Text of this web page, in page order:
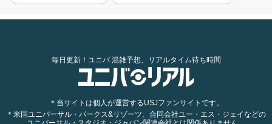
毎日更新！ユニバ 混雑予想、リアルタイム待ち時間
＊当サイトは個人が運営するUSJファンサイトです。
＊米国ユニバーサル・パークス&リゾーツ、合同会社ユー・エス・ジェイなどの